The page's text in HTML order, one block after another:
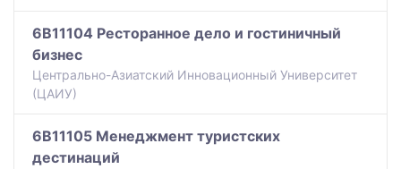
6B11104 Ресторанное дело и гостиничный
бизнес
Центрально-Азиатский Инновационный Университет
(ЦАИУ)
6B11105 Менеджмент туристских
дестинаций